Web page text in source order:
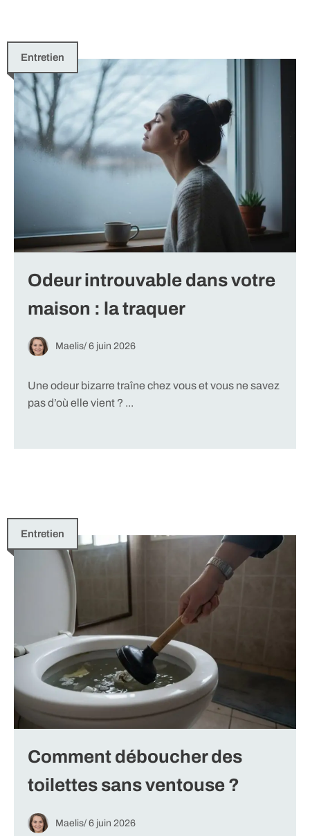
Entretien
Odeur introuvable dans votre
maison : la traquer
Maelis/ 6 juin 2026
Une odeur bizarre traîne chez vous et vous ne savez
pas d’où elle vient ? ...
Entretien
Comment déboucher des
toilettes sans ventouse ?
Maelis/ 6 juin 2026